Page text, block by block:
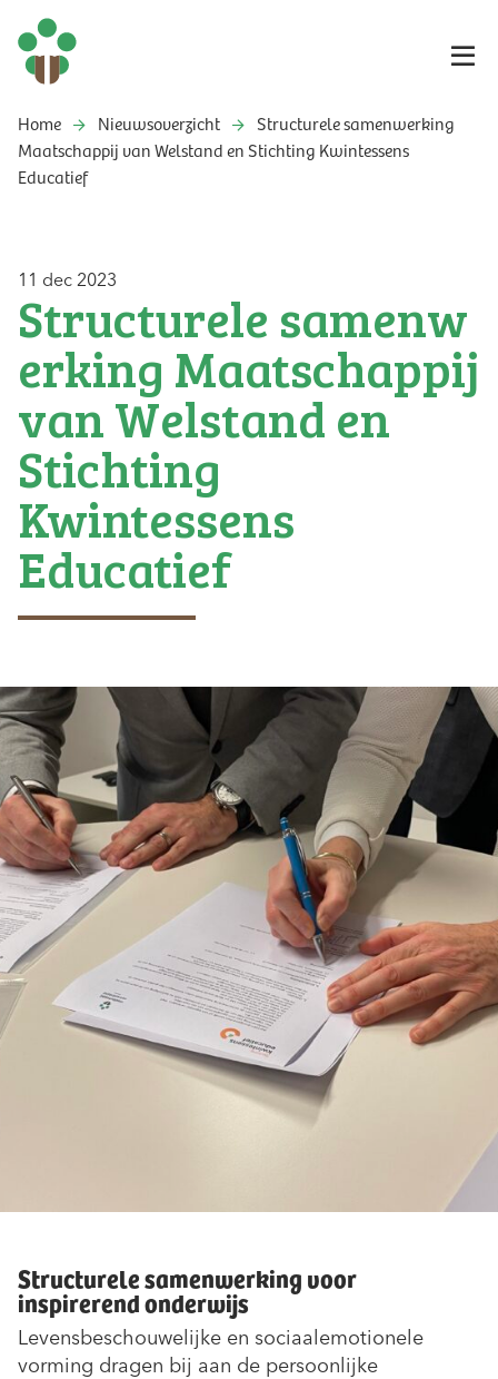
Home Nieuwsoverzicht
Structurele samenwerking
Maatschappij van Welstand en Stichting Kwintessens
Educatief
11 dec 2023
Structurele samenw
erking Maatschappij
van Welstand en
Stichting
Kwintessens
Educatief
Structurele samenwerking voor
inspirerend onderwijs
Levensbeschouwelijke en sociaalemotionele
vorming dragen bij aan de persoonlijke